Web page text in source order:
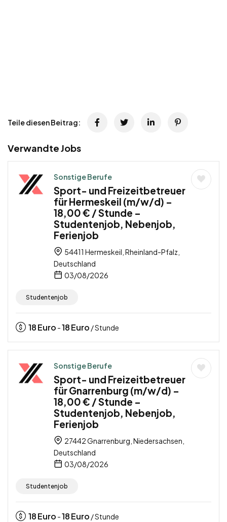
Teile diesen Beitrag:
Verwandte Jobs
Sonstige Berufe
Sport- und Freizeitbetreuer
für Hermeskeil (m/w/d) –
18,00 € / Stunde –
Studentenjob, Nebenjob,
Ferienjob
54411 Hermeskeil, Rheinland-Pfalz,
Deutschland
03/08/2026
Studentenjob
18Euro -18Euro / Stunde
Sonstige Berufe
Sport- und Freizeitbetreuer
für Gnarrenburg (m/w/d) –
18,00 € / Stunde –
Studentenjob, Nebenjob,
Ferienjob
27442 Gnarrenburg, Niedersachsen,
Deutschland
03/08/2026
Studentenjob
18Euro -18Euro / Stunde